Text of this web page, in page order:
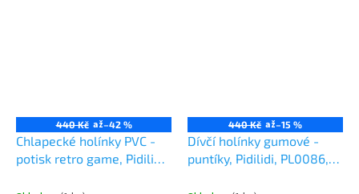
440 Kč až–42 %
Chlapecké holínky PVC -
potisk retro game, Pidilidi,
440 Kč až–15 %
Dívčí holínky gumové -
puntíky, Pidilidi, PL0086,